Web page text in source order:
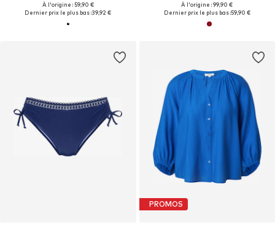
À l'origine : 59,90 €
Dernier prix le plus bas :39,92 €
À l'origine : 99,90 €
Dernier prix le plus bas :59,90 €
PROMOS